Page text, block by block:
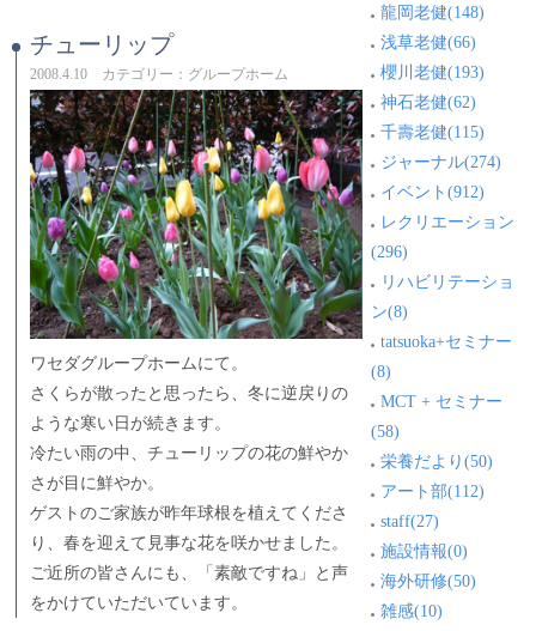
チューリップ
2008.4.10 カテゴリー：グループホーム
ワセダグループホームにて。
さくらが散ったと思ったら、冬に逆戻りの
ような寒い日が続きます。
冷たい雨の中、チューリップの花の鮮やか
さが目に鮮やか。
ゲストのご家族が昨年球根を植えてくださ
り、春を迎えて見事な花を咲かせました。
ご近所の皆さんにも、「素敵ですね」と声
をかけていただいています。
龍岡老健(148)
浅草老健(66)
櫻川老健(193)
神石老健(62)
千壽老健(115)
ジャーナル(274)
イベント(912)
レクリエーション
(296)
リハビリテーショ
ン(8)
tatsuoka+セミナー
(8)
MCT + セミナー
(58)
栄養だより(50)
アート部(112)
staff(27)
施設情報(0)
海外研修(50)
雑感(10)